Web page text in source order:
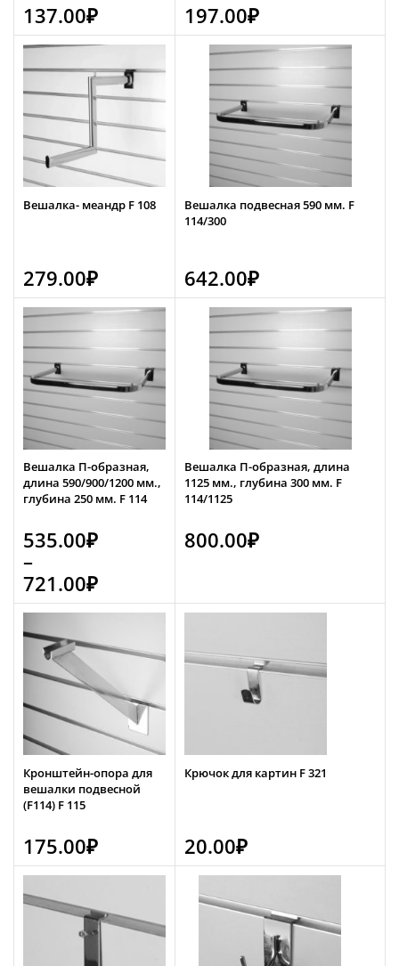
137.00₽ 197.00₽
Вешалка- меандр F 108
279.00₽
Вешалка подвесная 590 мм. F
114/300
642.00₽
Вешалка П-образная,
длина 590/900/1200 мм.,
глубина 250 мм. F 114
535.00₽
–
721.00₽
Вешалка П-образная, длина
1125 мм., глубина 300 мм. F
114/1125
800.00₽
Кронштейн-опора для
вешалки подвесной
(F114) F 115
175.00₽
Крючок для картин F 321
20.00₽